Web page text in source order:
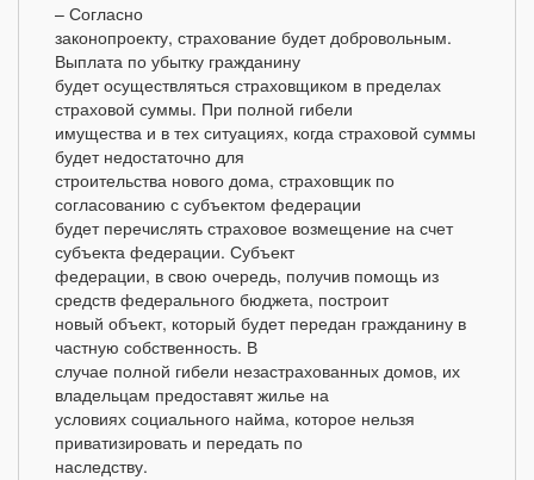
– Согласно
законопроекту, страхование будет добровольным.
Выплата по убытку гражданину
будет осуществляться страховщиком в пределах
страховой суммы. При полной гибели
имущества и в тех ситуациях, когда страховой суммы
будет недостаточно для
строительства нового дома, страховщик по
согласованию с субъектом федерации
будет перечислять страховое возмещение на счет
субъекта федерации. Субъект
федерации, в свою очередь, получив помощь из
средств федерального бюджета, построит
новый объект, который будет передан гражданину в
частную собственность. В
случае полной гибели незастрахованных домов, их
владельцам предоставят жилье на
условиях социального найма, которое нельзя
приватизировать и передать по
наследству.